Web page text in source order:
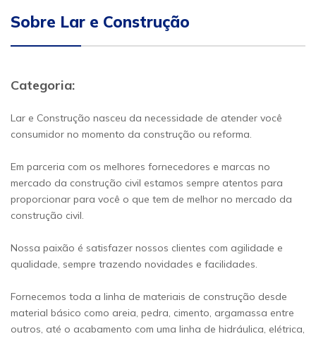
Sobre Lar e Construção
Categoria:
Lar e Construção nasceu da necessidade de atender você
consumidor no momento da construção ou reforma.
Em parceria com os melhores fornecedores e marcas no
mercado da construção civil estamos sempre atentos para
proporcionar para você o que tem de melhor no mercado da
construção civil.
Nossa paixão é satisfazer nossos clientes com agilidade e
qualidade, sempre trazendo novidades e facilidades.
Fornecemos toda a linha de materiais de construção desde
material básico como areia, pedra, cimento, argamassa entre
outros, até o acabamento com uma linha de hidráulica, elétrica,